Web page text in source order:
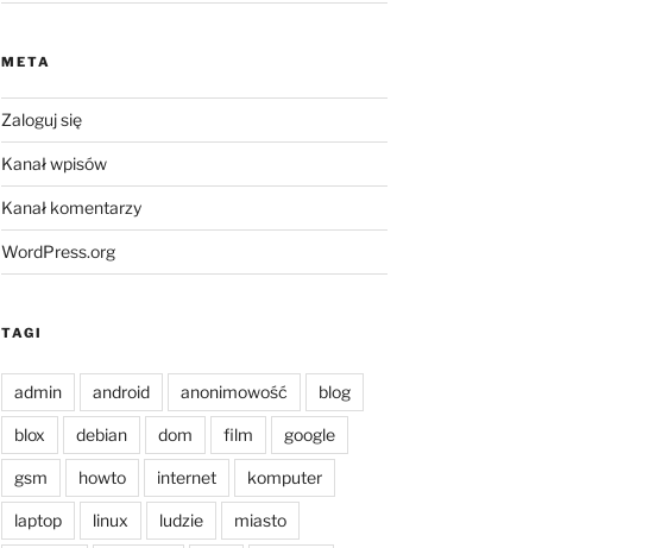
META
Zaloguj się
Kanał wpisów
Kanał komentarzy
WordPress.org
TAGI
admin android anonimowość blog
blox debian dom film google
gsm howto internet komputer
laptop linux ludzie miasto